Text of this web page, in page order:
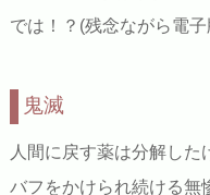
では！？(残念ながら電
鬼滅
人間に戻す薬は分解し
バフをかけられ続ける